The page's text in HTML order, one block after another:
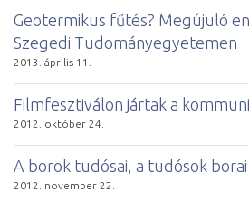
Geotermikus fűtés? Megújuló
Szegedi Tudományegyetemen
2013. április 11.
Filmfesztiválon jártak a
2012. október 24.
A borok tudósai, a tudósok borai
2012. november 22.